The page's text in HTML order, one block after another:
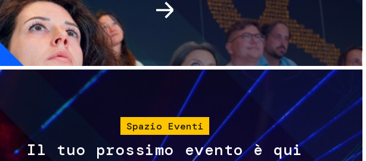
Immagine
Spazio Eventi
Il tuo prossimo evento è qui